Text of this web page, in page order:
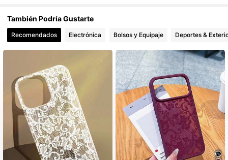
4,93
4,93 14K Seguidores
4,93 14K Seguidores
4,93 14K Seguidores
También Podría Gustarte
Recomendados Electrónica Bolsos y Equipaje Deportes &